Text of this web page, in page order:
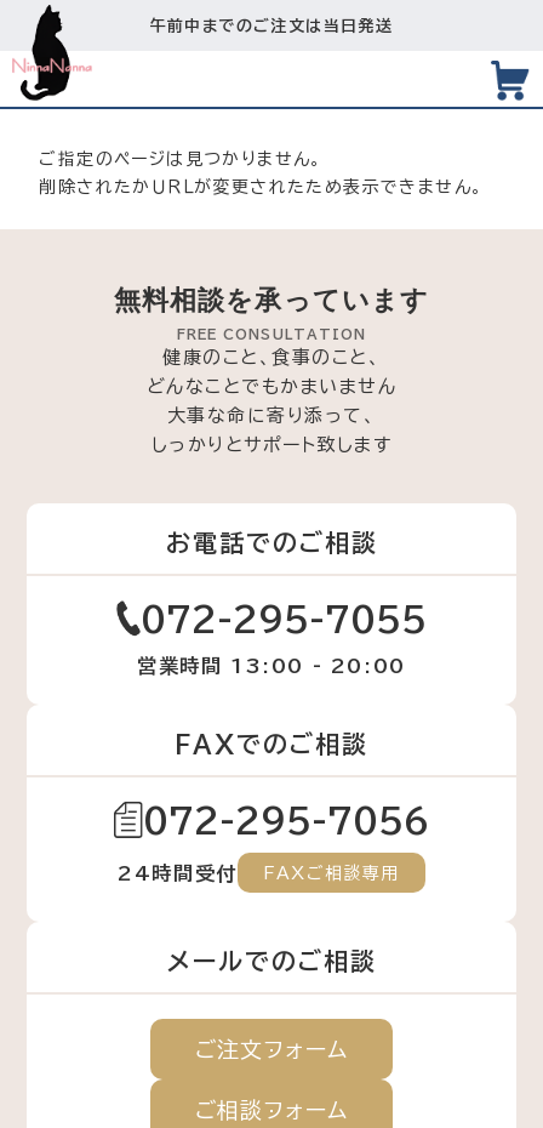
午前中までのご注文は当日発送
ご指定のページは見つかりません。
削除されたかＵＲＬが変更されたため表示できません。
無料相談を承っています
FREE CONSULTATION
健康のこと、食事のこと、
どんなことでもかまいません
大事な命に寄り添って、
しっかりとサポート致します
お電話でのご相談
072-295-7055
営業時間 13:00 - 20:00
FAXでのご相談
072-295-7056
24時間受付 FAXご相談専用
メールでのご相談
ご注文フォーム
ご相談フォーム